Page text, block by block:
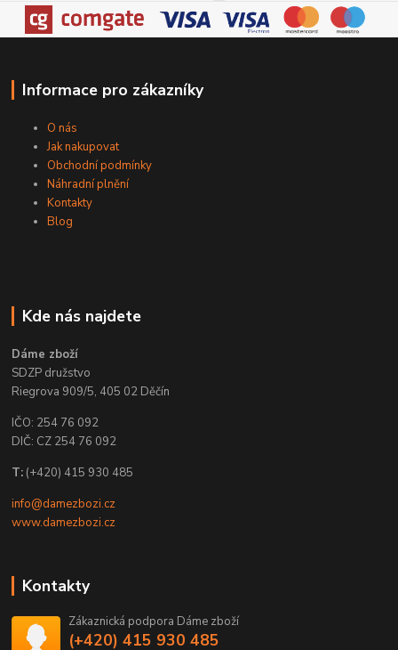
Informace pro zákazníky
O nás
Jak nakupovat
Obchodní podmínky
Náhradní plnění
Kontakty
Blog
Kde nás najdete
Dáme zboží
SDZP družstvo
Riegrova 909/5, 405 02 Děčín
IČO: 254 76 092
DIČ: CZ 254 76 092
T: (+420) 415 930 485
info@damezbozi.cz
www.damezbozi.cz
Kontakty
Zákaznická podpora Dáme zboží
(+420) 415 930 485